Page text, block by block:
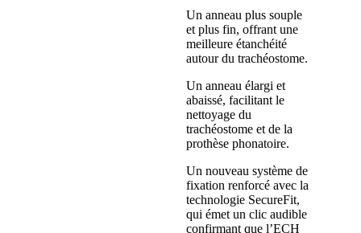
Un anneau plus souple
et plus fin, offrant une
meilleure étanchéité
autour du trachéostome.
Un anneau élargi et
abaissé, facilitant le
nettoyage du
trachéostome et de la
prothèse phonatoire.
Un nouveau système de
fixation renforcé avec la
technologie SecureFit,
qui émet un clic audible
confirmant que l’ECH